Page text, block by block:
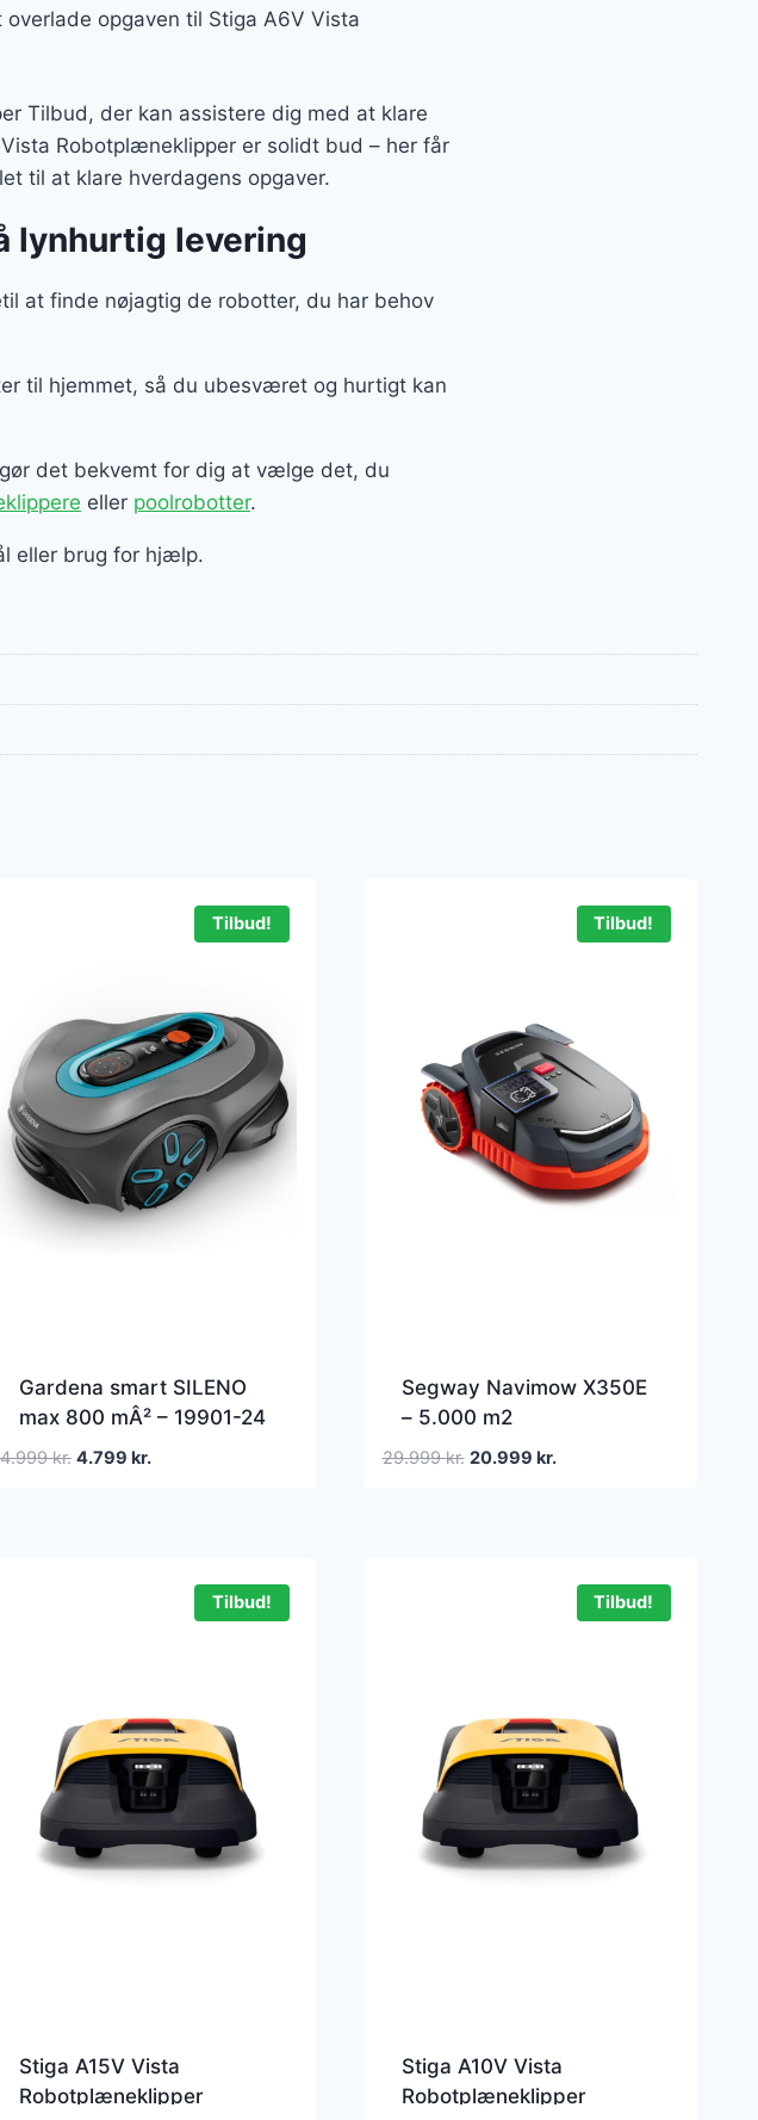
opgaven til Stiga A6V Vista
Tilbud, der kan assistere dig med at klare
Robotplæneklipper er solidt bud – her får
til at klare hverdagens opgaver.
lynhurtig levering
at finde nøjagtig de robotter, du har behov
til hjemmet, så du ubesværet og hurtigt kan
det bekvemt for dig at vælge det, du
eller poolrobotter.
eller brug for hjælp.
Tilbud!
Gardena smart SILENO
max 800 mÂ² – 19901-24
Robotplæneklipper
4.999kr. Den
4.799 kr.Den
Tilbud!
Segway Navimow X350E
– 5.000 m2
Robotplæneklipper
29.999kr. Den
20.999 kr.Den
Tilbud!
Stiga A15V Vista
Robotplæneklipper
Tilbud!
Stiga A10V Vista
Robotplæneklipper